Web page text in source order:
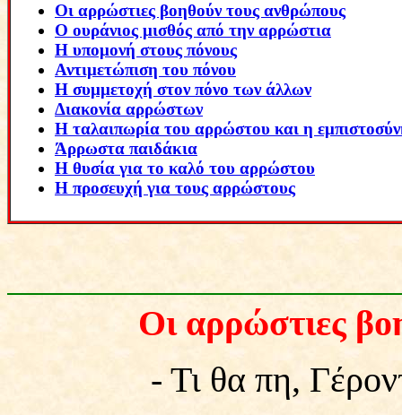
Οι αρρώστιες βοηθούν τους ανθρώπους
Ο ουράνιος μισθός από την αρρώστια
Η υπομονή στους πόνους
Αντιμετώπιση του πόνου
Η συμμετοχή στον πόνο των άλλων
Διακονία αρρώστων
Η ταλαιπωρία του αρρώστου και η
Άρρωστα παιδάκια
Η θυσία για το καλό του αρρώστου
Η προσευχή για τους αρρώστους
Οι αρρώστιες
- Τι θα πη,